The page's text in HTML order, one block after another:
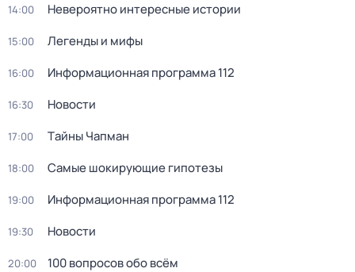
14:00 Невероятно интересные истории
15:00 Легенды и мифы
16:00 Информационная программа 112
16:30 Новости
17:00 Тaйны Чапман
18:00 Самые шoкиpующие гипотезы
19:00 Информационная программа 112
19:30 Новости
20:00 100 вопросов обо всём